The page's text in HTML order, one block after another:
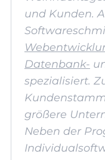
und Kunden.
Datenbank-
spezialisiert.
größere
Neben der